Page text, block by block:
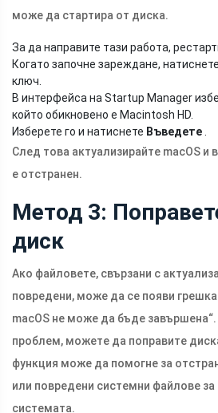
може да стартира от диска.
За да направите тази работа,
Когато започне зареждане,
ключ.
В интерфейса на Startup Manager
който обикновено е Macintosh HD.
Изберете го и натиснете Въведете
След това актуализирайте macOS
е отстранен.
Метод 3:
диск
Ако файловете, свързани с
повредени, може да се появи
macOS не може да бъде
проблем, можете да поправите
функция може да помогне за
или повредени системни файлове за
системата.